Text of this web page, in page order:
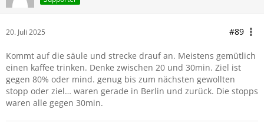
20. Juli 2025 #89
Kommt auf die säule und strecke drauf an. Meistens gemütlich
einen kaffee trinken. Denke zwischen 20 und 30min. Ziel ist
gegen 80% oder mind. genug bis zum nächsten gewollten
stopp oder ziel… waren gerade in Berlin und zurück. Die stopps
waren alle gegen 30min.